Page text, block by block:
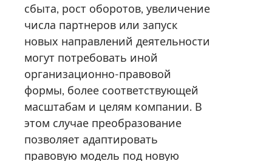
сбыта, рост оборотов, увеличение
числа партнеров или запуск
новых направлений деятельности
могут потребовать иной
организационно-правовой
формы, более соответствующей
масштабам и целям компании. В
этом случае преобразование
позволяет адаптировать
правовую модель под новую